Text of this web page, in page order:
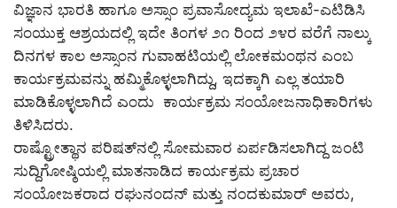
ವಿಜ್ಞಾನ ಭಾರತಿ ಹಾಗೂ ಅಸ್ಸಾಂ ಪ್ರವಾಸೋದ್ಯಮ ಇಲಾಖೆ-ಎಟಿಡಿಸಿ
ಸಂಯುಕ್ತ ಆಶ್ರಯದಲ್ಲಿ ಇದೇ ತಿಂಗಳ ೨೧ ರಿಂದ ೨೪ರ ವರೆಗೆ ನಾಲ್ಕು
ದಿನಗಳ ಕಾಲ ಅಸ್ಸಾಂನ ಗುವಾಹಟಿಯಲ್ಲಿ ಲೋಕಮಂಥನ ಎಂಬ
ಕಾರ್ಯಕ್ರಮವನ್ನು ಹಮ್ಮಿಕೊಳ್ಳಲಾಗಿದ್ದು, ಇದಕ್ಕಾಗಿ ಎಲ್ಲ ತಯಾರಿ
ಮಾಡಿಕೊಳ್ಳಲಾಗಿದೆ ಎಂದು ಕಾರ್ಯಕ್ರಮ ಸಂಯೋಜನಾಧಿಕಾರಿಗಳು
ತಿಳಿಸಿದರು.
ರಾಷ್ಟ್ರೋತ್ಥಾನ ಪರಿಷತ್‌ನಲ್ಲಿ ಸೋಮವಾರ ಏರ್ಪಡಿಸಲಾಗಿದ್ದ ಜಂಟಿ
ಸುದ್ದಿಗೋಷ್ಠಿಯಲ್ಲಿ ಮಾತನಾಡಿದ ಕಾರ್ಯಕ್ರಮ ಪ್ರಚಾರ
ಸಂಯೋಜಕರಾದ ರಘುನಂದನ್ ಮತ್ತು ನಂದಕುಮಾರ್ ಅವರು,